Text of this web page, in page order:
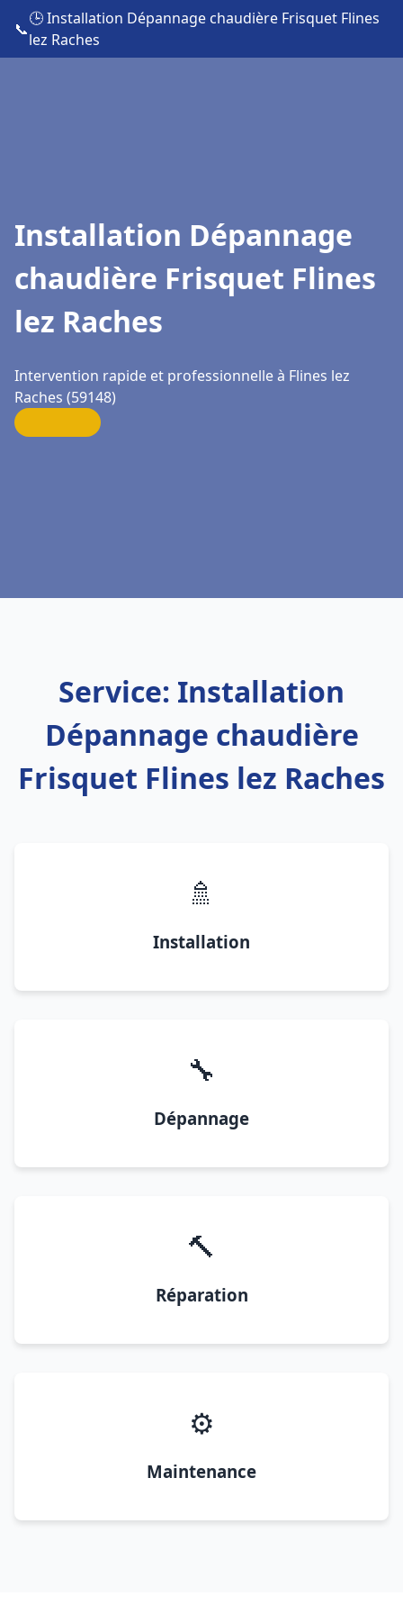
📞
🕒 Installation Dépannage chaudière Frisquet Flines
lez Raches
Installation Dépannage
chaudière Frisquet Flines
lez Raches
Intervention rapide et professionnelle à Flines lez
Raches (59148)
Service: Installation
Dépannage chaudière
Frisquet Flines lez Raches
🚿
Installation
🔧
Dépannage
🔨
Réparation
⚙️
Maintenance